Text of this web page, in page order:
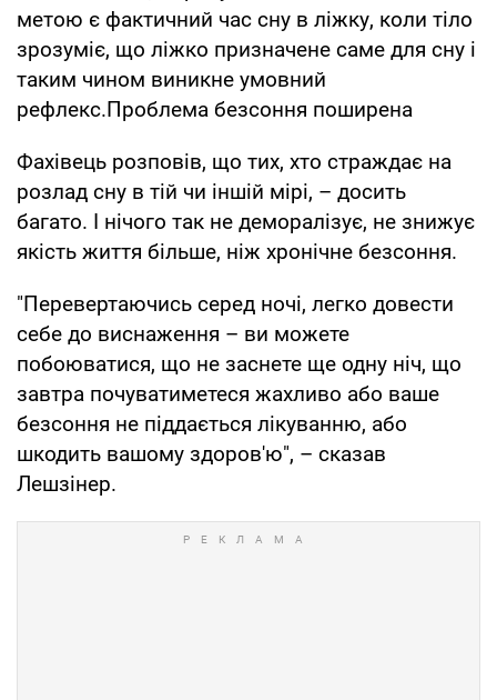
метою є фактичний час сну в ліжку, коли тіло
зрозуміє, що ліжко призначене саме для сну і
таким чином виникне умовний
рефлекс.Проблема безсоння поширена
Фахівець розповів, що тих, хто страждає на
розлад сну в тій чи іншій мірі, – досить
багато. І нічого так не деморалізує, не знижує
якість життя більше, ніж хронічне безсоння.
"Перевертаючись серед ночі, легко довести
себе до виснаження – ви можете
побоюватися, що не заснете ще одну ніч, що
завтра почуватиметеся жахливо або ваше
безсоння не піддається лікуванню, або
шкодить вашому здоров'ю", – сказав
Лешзінер.